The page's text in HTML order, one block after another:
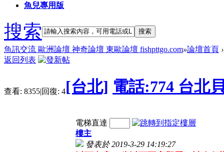
魚兒專用版
搜索 搜索
魚訊交流 歐洲論壇 神奇論壇 東歐論壇 fishpttgo.com»論壇首頁 ›
返回列表
查看: 8355|回復: 4[台北] 電話:774 台北
電梯直達
樓主
發表於 2019-3-29 14:19:27